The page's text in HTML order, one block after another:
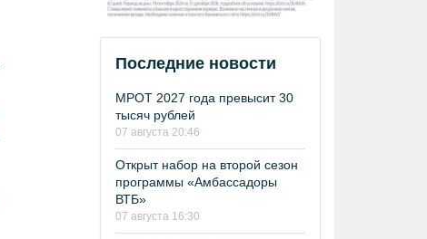
Последние новости
МРОТ 2027 года превысит 30
тысяч рублей
07 августа 20:46
Открыт набор на второй сезон
программы «Амбассадоры
ВТБ»
07 августа 16:30